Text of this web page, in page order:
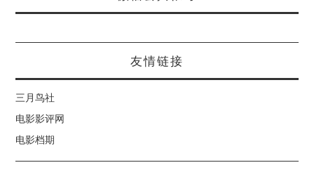
友情链接
三月鸟社
电影影评网
电影档期